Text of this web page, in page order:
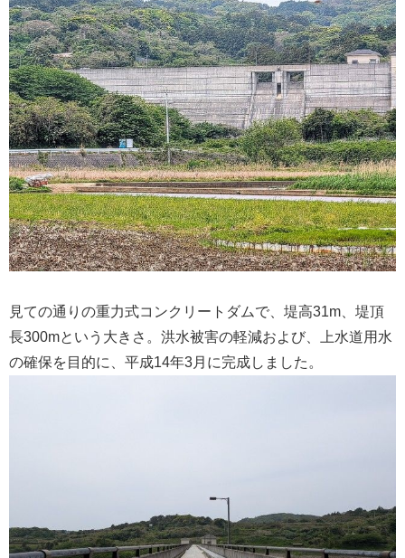
見ての通りの重力式コンクリートダムで、堤高31m、堤頂
長300mという大きさ。洪水被害の軽減および、上水道用水
の確保を目的に、平成14年3月に完成しました。